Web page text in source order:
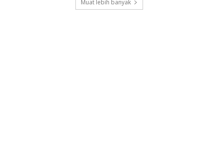
Muat lebih banyak